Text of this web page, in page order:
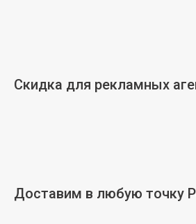
Скидка для рекламных
Доставим в любую точку